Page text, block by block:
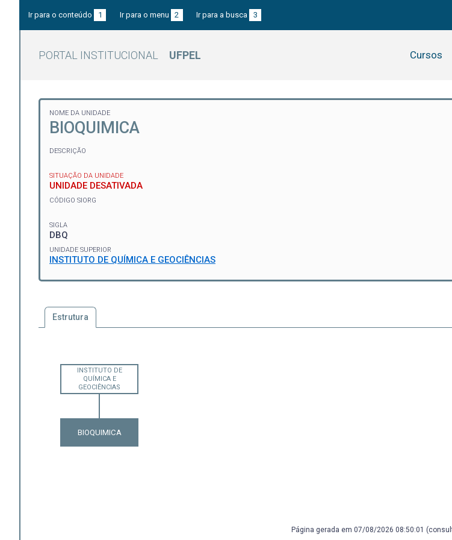
Ir para o conteúdo 1 Ir para o menu 2 Ir para a busca 3
PORTAL INSTITUCIONAL UFPEL Cursos
NOME DA UNIDADE
BIOQUIMICA
DESCRIÇÃO
SITUAÇÃO DA UNIDADE
UNIDADE DESATIVADA
CÓDIGO SIORG
SIGLA
DBQ
UNIDADE SUPERIOR
INSTITUTO DE QUÍMICA E GEOCIÊNCIAS
Estrutura
INSTITUTO DE
QUÍMICA E
GEOCIÊNCIAS
BIOQUIMICA
Página gerada em 07/08/2026 08:50:01